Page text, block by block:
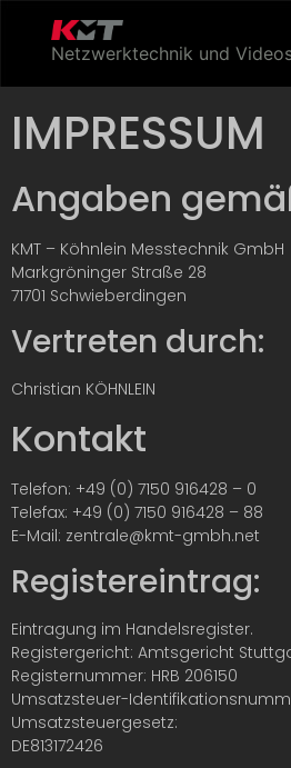
Netzwerktechnik und
IMPRESSUM
Angaben
KMT – Köhnlein Messtechnik GmbH
Markgröninger Straße 28
71701 Schwieberdingen
Vertreten durch:
Christian KÖHNLEIN
Kontakt
Telefon: +49 (0) 7150 916428 – 0
Telefax: +49 (0) 7150 916428 – 88
E-Mail: zentrale@kmt-gmbh.net
Registereintrag:
Eintragung im Handelsregister.
Registergericht: Amtsgericht
Registernummer: HRB 206150
Umsatzsteuer-
Umsatzsteuergesetz:
DE813172426